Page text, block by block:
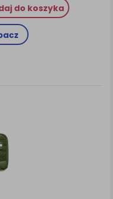
do koszyka